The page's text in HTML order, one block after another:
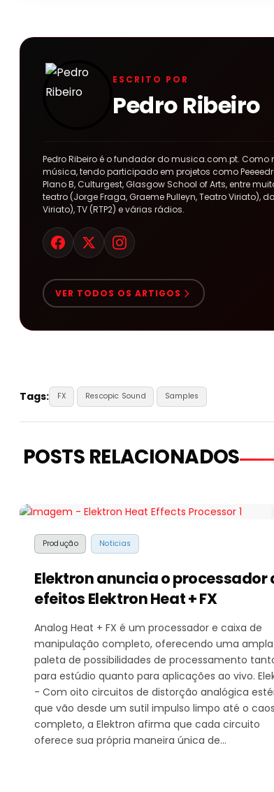
ESCRITO POR
Pedro Ribeiro
Pedro Ribeiro é o fundador do musica.com.pt.
música, tendo participado em projetos como
Plano B, Culturgest, Glasgow School of Arts, entre
teatro (Jorge Fraga, Graeme Pulleyn, Teatro Viriato),
Viriato), TV (RTP2) e várias rádios.
VER TODOS OS ARTIGOS
Tags: FX Rescopic Sound Samples
POSTS RELACIONADOS
Produção Noticias
Elektron anuncia o processador
efeitos Elektron Heat + FX
Analog Heat + FX é um processador e caixa de
manipulação completo, oferecendo uma ampla
paleta de possibilidades de processamento
para estúdio quanto para aplicações ao vivo.
- Com oito circuitos de distorção analógica
que vão desde um sutil impulso limpo até o caos
completo, a Elektron afirma que cada circuito
oferece sua própria maneira única de…